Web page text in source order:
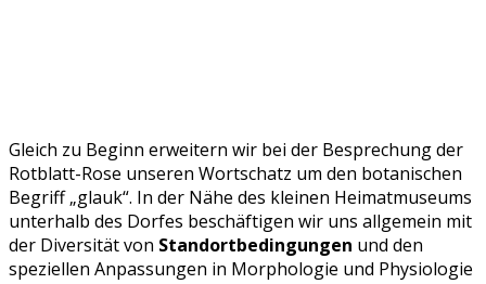
Gleich zu Beginn erweitern wir bei der Besprechung der
Rotblatt-Rose unseren Wortschatz um den botanischen
Begriff „glauk“. In der Nähe des kleinen Heimatmuseums
unterhalb des Dorfes beschäftigen wir uns allgemein mit
der Diversität von Standortbedingungen und den
speziellen Anpassungen in Morphologie und Physiologie